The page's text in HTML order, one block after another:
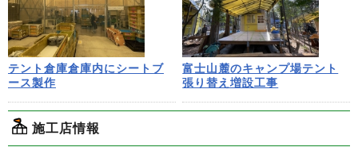
テント倉庫倉庫内にシートブ
ース製作
富士山麓のキャンプ場テント
張り替え増設工事
施工店情報